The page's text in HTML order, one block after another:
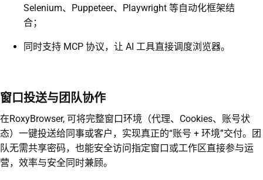
Selenium、Puppeteer、Playwright 等自动化框架结
合；
同时支持 MCP 协议，让 AI 工具直接调度浏览器。
窗口投送与团队协作
在RoxyBrowser, 可将完整窗口环境（代理、Cookies、账号状
态）一键投送给同事或客户，实现真正的“账号 + 环境”交付。团
队无需共享密码，也能安全访问指定窗口或工作区直接参与运
营，效率与安全同时兼顾。